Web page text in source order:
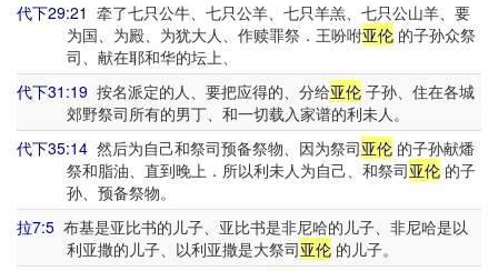
代下29:21 牵了七只公牛、七只公羊、七只羊羔、七只公山羊、要
为国、为殿、为犹大人、作赎罪祭．王吩咐亚伦的子孙众祭
司、献在耶和华的坛上、
代下31:19 按名派定的人、要把应得的、分给亚伦 子孙、住在各城
郊野祭司所有的男丁、和一切载入家谱的利未人。
代下35:14 然后为自己和祭司预备祭物、因为祭司亚伦 的子孙献燔
祭和脂油、直到晚上．所以利未人为自己、和祭司亚伦的子
孙、预备祭物。
拉7:5 布基是亚比书的儿子、亚比书是非尼哈的儿子、非尼哈是以
利亚撒的儿子、以利亚撒是大祭司亚伦的儿子。